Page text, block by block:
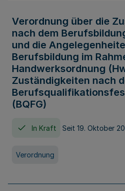
Verordnung über die
nach dem
und die
Berufsbildung im
Handwerksordnung
Zuständigkeiten nach
(BQFG)
In Kraft Seit 19. Oktober
Verordnung